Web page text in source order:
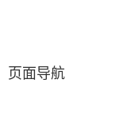
页面导航